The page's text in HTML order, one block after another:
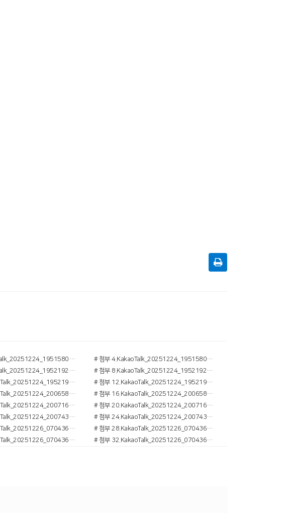
# 첨부 3.KakaoTalk_20251224_195158078_02.jpg
# 첨부 4.KakaoTalk_20251224_195158078_03.jpg
# 첨부 7.KakaoTalk_20251224_195219250_01 (1).jpg
# 첨부 8.KakaoTalk_20251224_195219250_01.jpg
# 첨부 11.KakaoTalk_20251224_195219250_03 (1).jpg
# 첨부 12.KakaoTalk_20251224_195219250_03.jpg
# 첨부 15.KakaoTalk_20251224_200658700_02.jpg
# 첨부 16.KakaoTalk_20251224_200658700_03.jpg
# 첨부 19.KakaoTalk_20251224_200716240_02.jpg
# 첨부 20.KakaoTalk_20251224_200716240_03.jpg
# 첨부 23.KakaoTalk_20251224_200743972_02.jpg
# 첨부 24.KakaoTalk_20251224_200743972_03.jpg
# 첨부 27.KakaoTalk_20251226_070436316_06.jpg
# 첨부 28.KakaoTalk_20251226_070436316_07.jpg
# 첨부 31.KakaoTalk_20251226_070436316_01.jpg # 첨부 32.KakaoTalk_20251226_070436316_02.jpg